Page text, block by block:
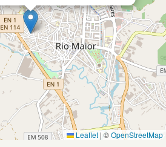
Leaflet | ©OpenStreetMap